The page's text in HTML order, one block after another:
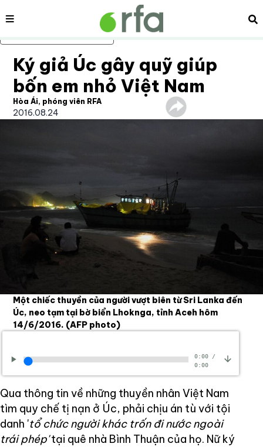
Bỏ qua nội dung chính
Nội dung
Ký giả Úc gây quỹ giúp
bốn em nhỏ Việt Nam
Hòa Ái, phóng viên RFA
2016.08.24
Một chiếc thuyền của người vượt biên từ Sri Lanka đến
Úc, neo tạm tại bờ biển Lhoknga, tỉnh Aceh hôm
14/6/2016. (AFP photo)
0:00/
0:00
Qua thông tin về những thuyền nhân Việt Nam
tìm quy chế tị nạn ở Úc, phải chịu án tù với tội
danh 'tổ chức người khác trốn đi nước ngoài
trái phép'tại quê nhà Bình Thuận của họ. Nữ ký